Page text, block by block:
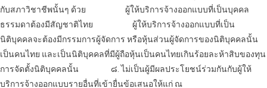
กับสภาวิชาชีพนั้นๆ ด้วย
ผู้ให้บริการจ้างออกแบบที่เป็นบุคคล
ธรรมดาต้องมีสัญชาติไทย
ผู้ให้บริการจ้างออกแบบที่เป็น
นิติบุคคลจะต้องมีกรรมการผู้จัดการ หรือหุ้นส่วนผู้จัดการของนิติบุคคลนั้น
เป็นคนไทย และเป็นนิติบุคคลที่มีผู้ถือหุ้นเป็นคนไทยเกินร้อยละห้าสิบของทุน
การจัดตั้งนิติบุคคลนั้น
๘. ไม่เป็นผู้มีผลประโยชน์ร่วมกันกับผู้ให้
บริการจ้างออกแบบรายอื่นที่เข้ายื่นข้อเสนอให้แก่ ณ